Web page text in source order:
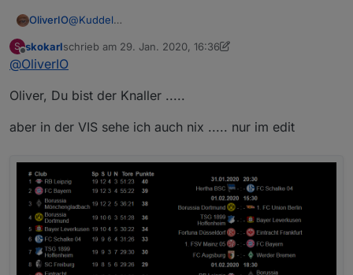
OliverIO@Kuddel
Mit löschen der Instanz verschwinden auch die
S
Offline
skokarlschrieb am 29. Jan. 2020, 16:36
zuletzt editiert von skokarl
@OliverIO
Oliver, Du bist der Knaller .....
aber in der VIS sehe ich auch nix ..... nur im edit